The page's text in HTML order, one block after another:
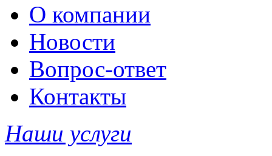
О компании
Новости
Вопрос-ответ
Контакты
Наши услуги